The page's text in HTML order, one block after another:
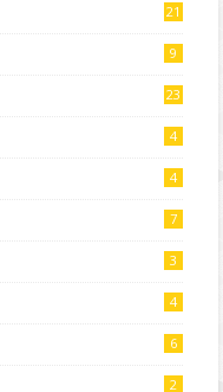
21
9
23
4
4
7
3
4
6
2